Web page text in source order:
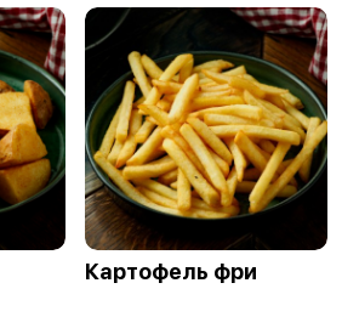
Картофель фри